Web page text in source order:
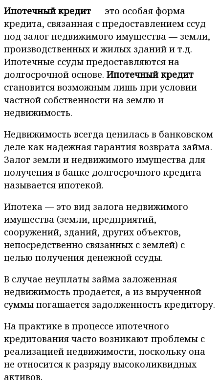
Ипотечный кредит — это особая форма
кредита, связанная с предоставлением ссуд
под залог недвижимого имущества — земли,
производственных и жилых зданий и т.д.
Ипотечные ссуды предоставляются на
долгосрочной основе. Ипотечный кредит
становится возможным лишь при условии
частной собственности на землю и
недвижимость.
Недвижимость всегда ценилась в банковском
деле как надежная гарантия возврата займа.
Залог земли и недвижимого имущества для
получения в банке долгосрочного кредита
называется ипотекой.
Ипотека — это вид залога недвижимого
имущества (земли, предприятий,
сооружений, зданий, других объектов,
непосредственно связанных с землей) с
целью получения денежной ссуды.
В случае неуплаты займа заложенная
недвижимость продается, а из вырученной
суммы погашается задолженность кредитору.
На практике в процессе ипотечного
кредитования часто возникают проблемы с
реализацией недвижимости, поскольку она
не относится к разряду высоколиквидных
активов.